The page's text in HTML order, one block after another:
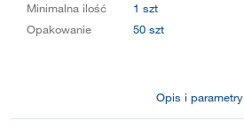
Minimalna ilość
1 szt
Opakowanie
50 szt
Opis i parametry